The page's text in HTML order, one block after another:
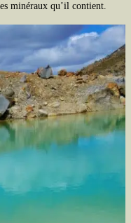
minéraux qu’il contient.